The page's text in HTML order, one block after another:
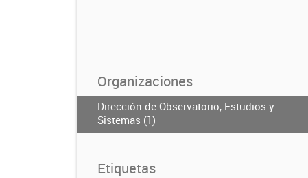
Organizaciones
Dirección de Observatorio, Estudios y
Sistemas (1)
Etiquetas